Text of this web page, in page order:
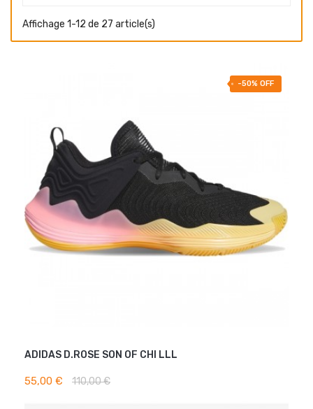
Affichage 1-12 de 27 article(s)
-50% OFF
ADIDAS D.ROSE SON OF CHI LLL
55,00 € 110,00 €